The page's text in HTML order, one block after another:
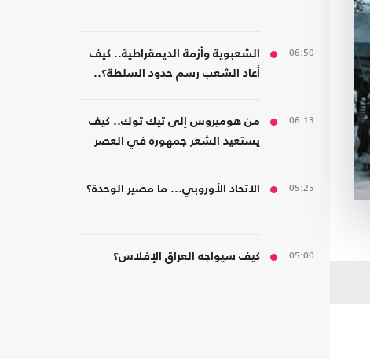
06:50
الشعبوية وأزمة الديمقراطية.. كيف
أعاد الشعب رسم حدود السلطة؟..
06:13
من هوميروس إلى تيك توك.. كيف
يستعيد الشعر جمهوره في العصر
05:25 الاتحاد الأوروبي... ما مصير الوحدة؟
05:00 كيف سيواجه العراق الإفلاس؟